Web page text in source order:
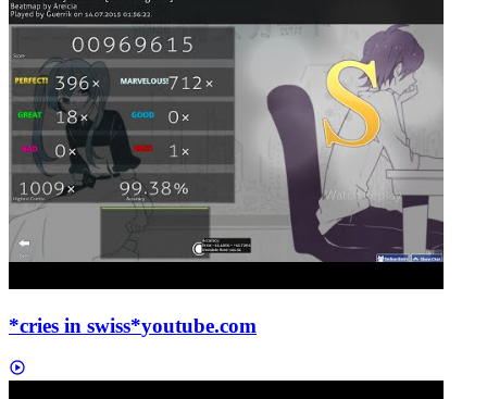
*cries in swiss*youtube.com